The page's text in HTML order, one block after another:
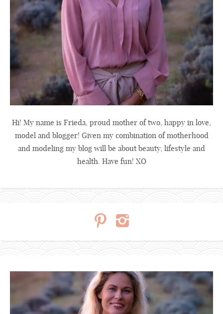
Hi! My name is Frieda, proud mother of two, happy in love,
model and blogger! Given my combination of motherhood
and modeling my blog will be about beauty, lifestyle and
health. Have fun! XO